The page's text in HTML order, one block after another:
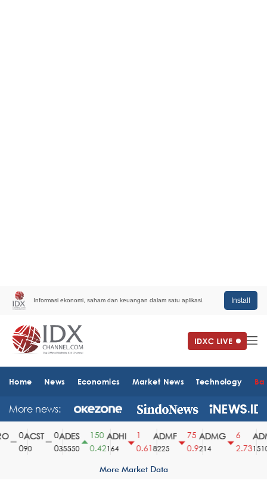
Informasi ekonomi, saham dan keuangan dalam satu aplikasi. Install
Home News Economics Market News Technology
More news:
ACST
90
ADES
35550
150
0.42
ADHI
164
0.61
ADMF
8225
75
0.9
ADMG
214
2.731510
More Market Data